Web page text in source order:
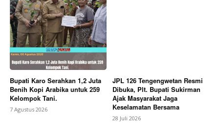
Bupati Karo Serahkan 1,2 Juta
Benih Kopi Arabika untuk 259
Kelompok Tani.
7 Agustus 2026
JPL 126 Tengengwetan Resmi
Dibuka, Plt. Bupati Sukirman
Ajak Masyarakat Jaga
Keselamatan Bersama
28 Juli 2026